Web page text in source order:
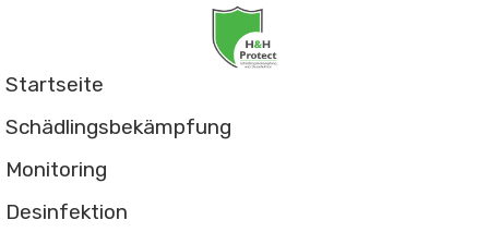
Startseite
Schädlingsbekämpfung
Monitoring
Desinfektion